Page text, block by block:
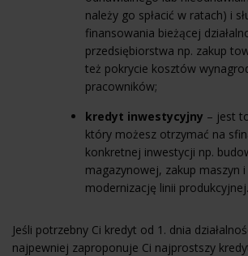
należy go spłacić w ratach) i
finansowania bieżącej
przedsiębiorstwa np. zakup
też pokrycie kosztów
pracowników;
kredyt inwestycyjny – jest
który możesz otrzymać na
konkretnej inwestycji np.
magazynowej, zakup maszyn
modernizację linii produkcyjnej.
Jeśli potrzebny Ci kredyt od 1. dnia
najpewniej zaproponuje Ci najprostszy